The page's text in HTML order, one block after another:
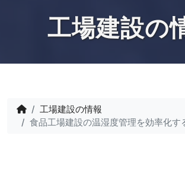
工場建設の
工場建設の情報
食品工場建設の温湿度管理を効率化す